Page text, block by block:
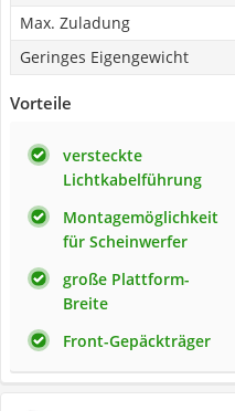
Max. Zuladung
Geringes Eigengewicht
Vorteile
versteckte
Lichtkabelführung
Montagemöglichkeit
für Scheinwerfer
große Plattform-
Breite
Front-Gepäckträger